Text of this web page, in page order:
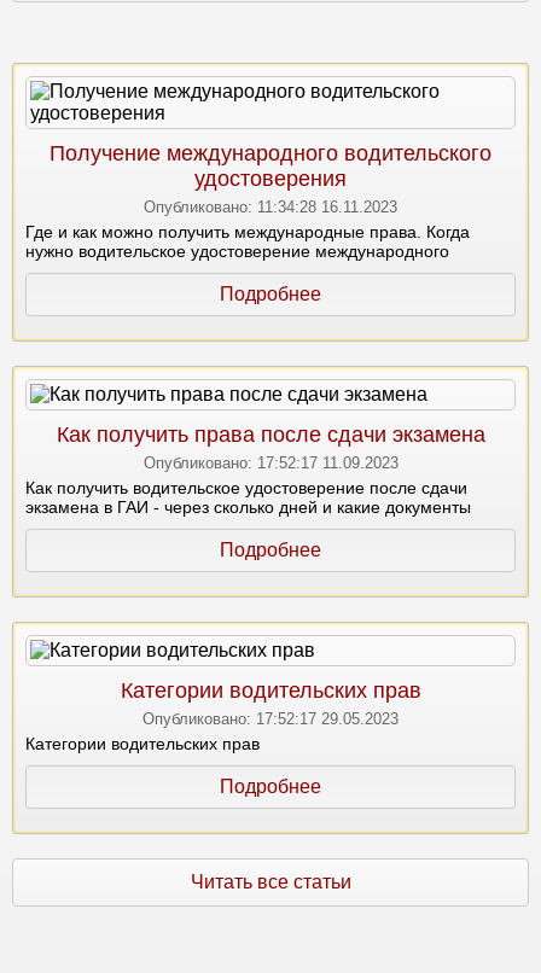
Получение международного водительского
удостоверения
Опубликовано: 11:34:28 16.11.2023
Где и как можно получить международные права. Когда
нужно водительское удостоверение международного
образца. Необходимые документы и условия получения
международных прав в 2020 году.
Подробнее
Как получить права после сдачи экзамена
Опубликовано: 17:52:17 11.09.2023
Как получить водительское удостоверение после сдачи
экзамена в ГАИ - через сколько дней и какие документы
нужны?
Подробнее
Категории водительских прав
Опубликовано: 17:52:17 29.05.2023
Категории водительских прав
Подробнее
Читать все статьи